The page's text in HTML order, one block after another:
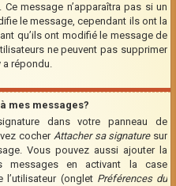
message n’apparaîtra pas si un
le message, cependant ils ont la
qu’ils ont modifié le message de
ne peuvent pas supprimer
a répondu.
mes messages?
dans votre panneau de
cocher Attacher sa signaturesur
Vous pouvez aussi ajouter la
en activant la case
l’utilisateur (onglet Préférences du